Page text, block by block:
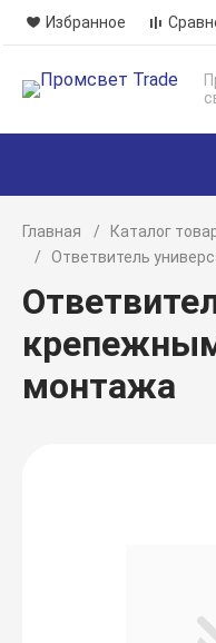
Избранное
Главная Каталог
Ответвитель
монтажа